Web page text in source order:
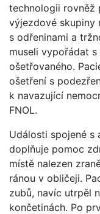
technologii rovněž
výjezdové skupiny
s odřeninami a
museli vypořádat
ošetřovaného.
ošetření s
k navazující
FNOL.
Události spojené s
doplňuje pomoc
místě nalezen
ránou v obličeji.
zubů, navíc utrpěl
končetinách. Po